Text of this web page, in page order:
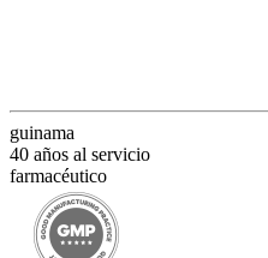
guinama
40 años al servicio
farmacéutico